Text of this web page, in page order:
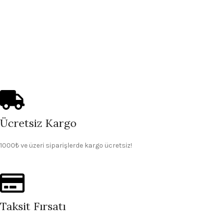
Ücretsiz Kargo
1000₺ ve üzeri siparişlerde kargo ücretsiz!
Taksit Fırsatı